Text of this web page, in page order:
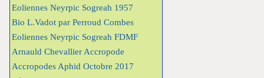
Eoliennes Neyrpic Sogreah 1957
Bio L.Vadot par Perroud Combes
Eoliennes Neyrpic Sogreah FDMF
Arnauld Chevallier Accropode
Accropodes Aphid Octobre 2017